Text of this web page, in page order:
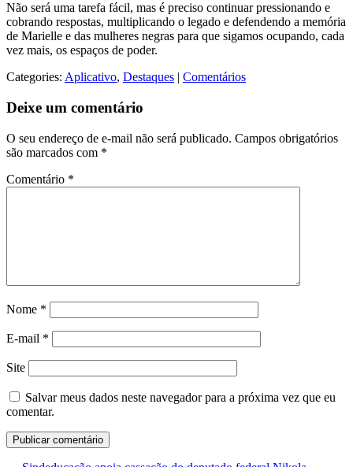
Não será uma tarefa fácil, mas é preciso continuar pressionando e
cobrando respostas, multiplicando o legado e defendendo a memória
de Marielle e das mulheres negras para que sigamos ocupando, cada
vez mais, os espaços de poder.
Categories: Aplicativo, Destaques | Comentários
Deixe um comentário
O seu endereço de e-mail não será publicado. Campos obrigatórios
são marcados com *
Comentário *
Nome *
E-mail *
Site
Salvar meus dados neste navegador para a próxima vez que eu
comentar.